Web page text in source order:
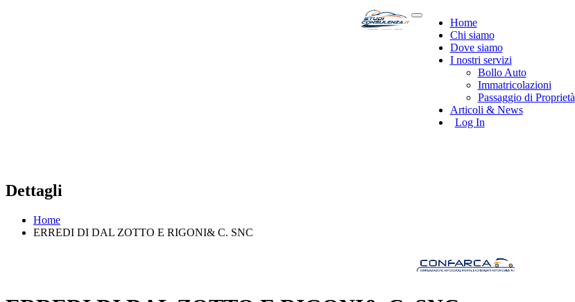
Home
Chi siamo
Dove siamo
I nostri servizi
Bollo Auto
Immatricolazioni
Passaggio di Proprietà
Articoli & News
Log In
Dettagli
Home
ERREDI DI DAL ZOTTO E RIGONI& C. SNC